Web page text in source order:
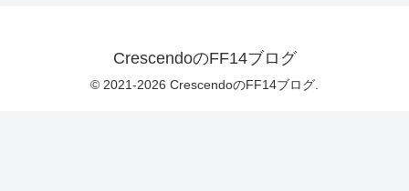
CrescendoのFF14ブログ
© 2021-2026 CrescendoのFF14ブログ.